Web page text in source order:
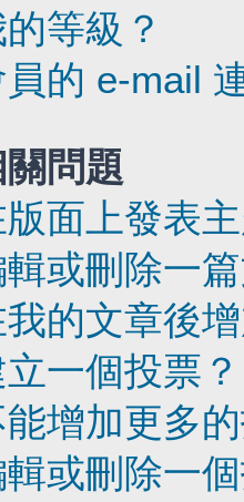
等級？
的 e-mail
問題
面上發表
或刪除一
的文章後
一個投票？
增加更多
或刪除一